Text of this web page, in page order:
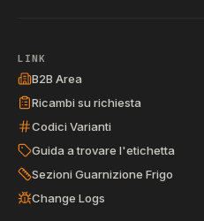
LINK
B2B Area
Ricambi su richiesta
Codici Varianti
Guida a trovare l'etichetta
Sezioni Guarnizione Frigo
Change Logs